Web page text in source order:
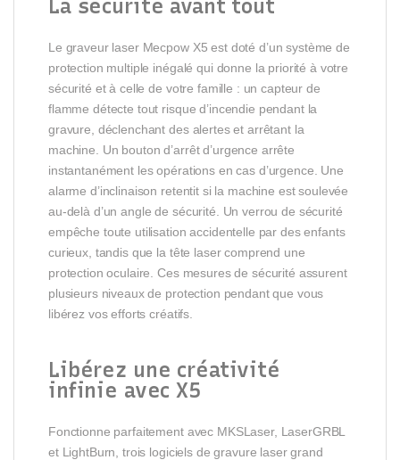
La sécurité avant tout
Le graveur laser Mecpow X5 est doté d’un système de
protection multiple inégalé qui donne la priorité à votre
sécurité et à celle de votre famille : un capteur de
flamme détecte tout risque d’incendie pendant la
gravure, déclenchant des alertes et arrêtant la
machine. Un bouton d’arrêt d’urgence arrête
instantanément les opérations en cas d’urgence. Une
alarme d’inclinaison retentit si la machine est soulevée
au-delà d’un angle de sécurité. Un verrou de sécurité
empêche toute utilisation accidentelle par des enfants
curieux, tandis que la tête laser comprend une
protection oculaire. Ces mesures de sécurité assurent
plusieurs niveaux de protection pendant que vous
libérez vos efforts créatifs.
Libérez une créativité
infinie avec X5
Fonctionne parfaitement avec MKSLaser, LaserGRBL
et LightBurn, trois logiciels de gravure laser grand